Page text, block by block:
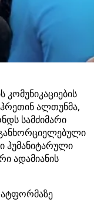
ალთუნმა,
სამძიმარი
ჰუმანიტარული
ადამიანის